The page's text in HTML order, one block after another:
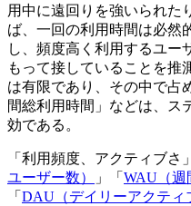
用中に遠回りを強いられた
ば、一回の利用時間は必然
し、頻度高く利用するユー
もって接していることを推
は有限であり、その中で占
間総利用時間」などは、ス
効である。
「利用頻度、アクティブさ
ユーザー数）
」「 WAU（週
「 DAU（デイリーアクティ